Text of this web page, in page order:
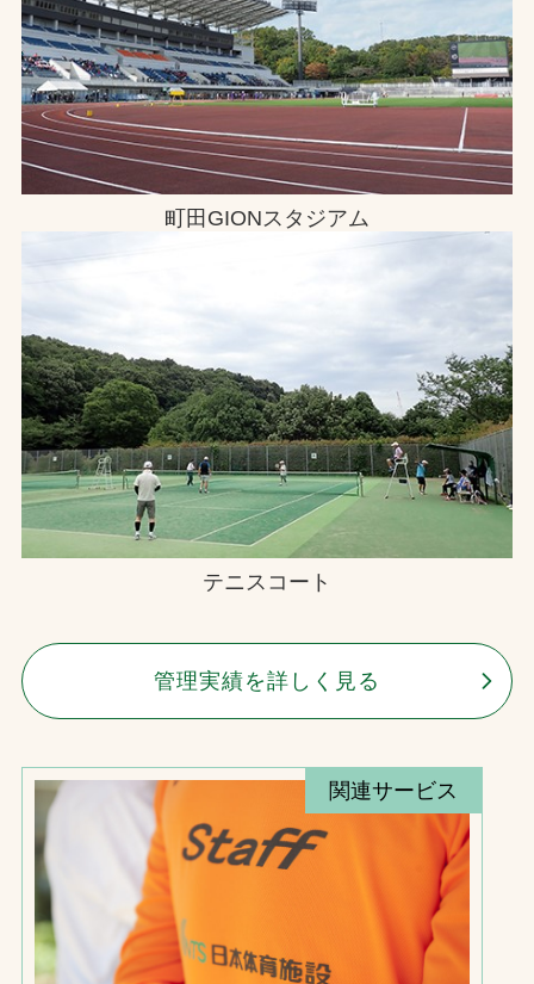
町田GIONスタジアム
テニスコート
管理実績を詳しく見る
関連サービス